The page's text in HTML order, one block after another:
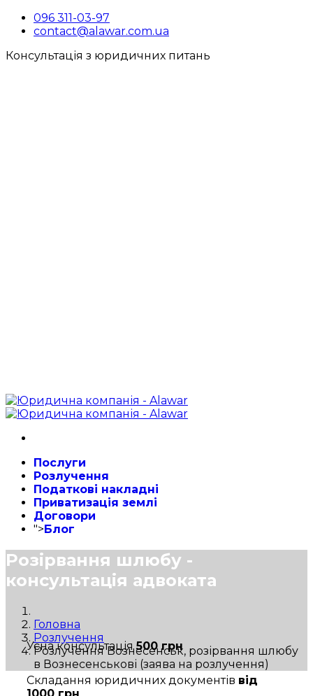
096 311-03-97
contact@alawar.com.ua
Консультація з юридичних питань
Послуги
Розлучення
Податкові накладні
Приватизація землі
Договори
">Блог
Розірвання шлюбу -
консультація адвоката
Головна
Розлучення
Розлучення Вознесенськ, розірвання шлюбу
в Вознесенськові (заява на розлучення)
Усна консультація500 грн
Складання юридичних документів від